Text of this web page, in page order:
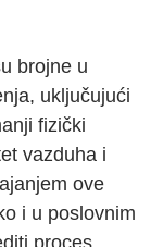
brojne u
uključujući
fizički
vazduha i
ove
i u poslovnim
proces